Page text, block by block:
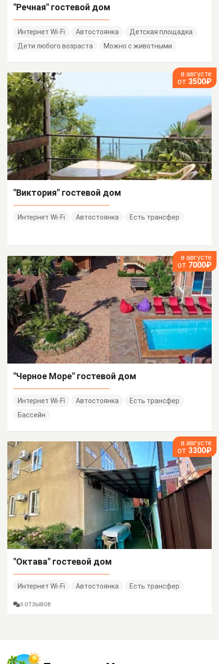
"Речная" гостевой дом
Интернет Wi-Fi Автостоянка
Детская площадка
Дети любого возраста
Можно с животными
в августе
от 3500₽
"Виктория" гостевой дом
Интернет Wi-Fi Автостоянка Есть трансфер
в августе
от 7000₽
"Черное Море" гостевой дом
Интернет Wi-Fi Автостоянка
Есть трансфер
Бассейн
в августе
от 3300₽
"Октава" гостевой дом
Интернет Wi-Fi Автостоянка Есть трансфер
5 ОТЗЫВОВ